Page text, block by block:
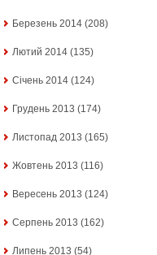
Березень 2014 (208)
Лютий 2014 (135)
Січень 2014 (124)
Грудень 2013 (174)
Листопад 2013 (165)
Жовтень 2013 (116)
Вересень 2013 (124)
Серпень 2013 (162)
Липень 2013 (54)